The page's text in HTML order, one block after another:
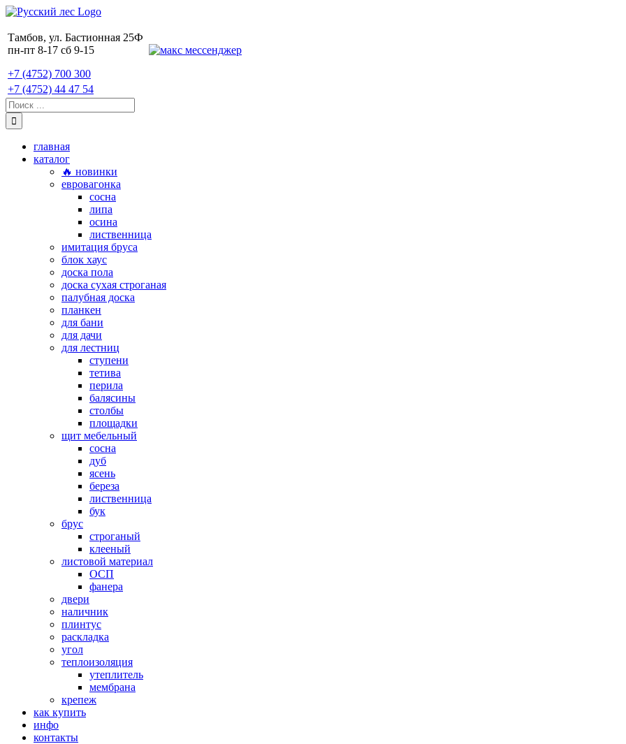
Skip
content
Тамбов, ул. Бастионная 25Ф
пн-пт 8-17 сб 9-15
+7 (4752) 700 300
+7 (4752) 44 47 54
Поиск:
главная
каталог
🔥 новинки
евровагонка
сосна
липа
осина
лиственница
имитация бруса
блок хаус
доска пола
доска сухая строганая
палубная доска
планкен
для бани
для дачи
для лестниц
ступени
тетива
перила
балясины
столбы
площадки
щит мебельный
сосна
дуб
ясень
береза
лиственница
бук
брус
строганый
клееный
листовой материал
ОСП
фанера
двери
наличник
плинтус
раскладка
угол
теплоизоляция
утеплитель
мембрана
крепеж
как купить
инфо
контакты